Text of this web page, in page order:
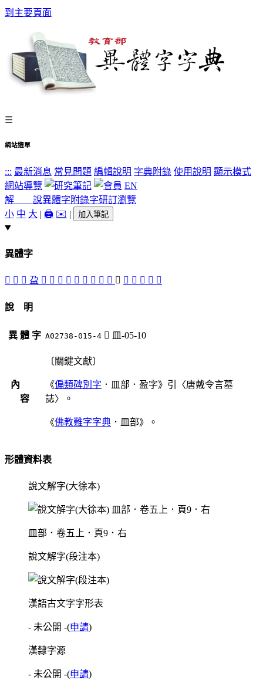
到主要頁面
☰
網站選單
::: 最新消息 常見問題 編輯說明 字典附錄 使用說明 顯示模式
網站導覽
EN
解 說異體字 附錄字研訂瀏覽
小 中 大 | 🖨️ ✉️ | 加入筆記
異體字
󳸦 𡺡 󳸚 盁 󳸙 󳸝 󳸢 󱖣 󳸡 󳸣 󳸘 󳸜 󳸛 󳸥 󳸗 󳸞 󳸠 󳸤 󳸟
說 明
異 體 字 A02738-015-4 󳸥 皿-05-10
內
容
〔關鍵文獻〕
《偏類碑別字 ．皿部．盈字》引〈唐戴令言墓
誌〉。
《佛教難字字典 ．皿部》。
形體資料表
說文解字(大徐本)
皿部．卷五上．頁9．右
說文解字(段注本)
漢語古文字字形表
- 未公開 -(申請)
漢隸字源
- 未公開 -(申請)